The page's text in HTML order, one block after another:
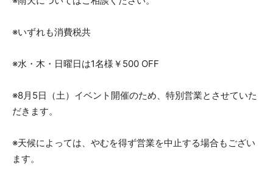
※いずれも消費税共
※水・木・日曜日は1名様￥500 OFF
※8月5日（土）イベント開催のため、特別営業とさせていた
だきます。
※天候によっては、やむを得ず営業を中止する場合もござい
ます。